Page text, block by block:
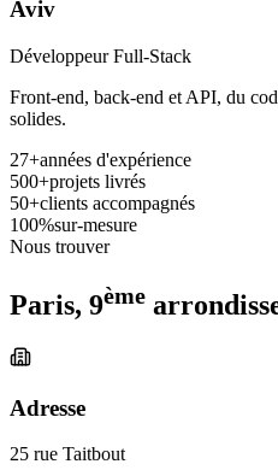
Aviv
Développeur Full-Stack
Front-end, back-end et API, du
solides.
27+années d'expérience
500+projets livrés
50+clients accompagnés
100%sur-mesure
Nous trouver
Paris, 9ème
Adresse
25 rue Taitbout